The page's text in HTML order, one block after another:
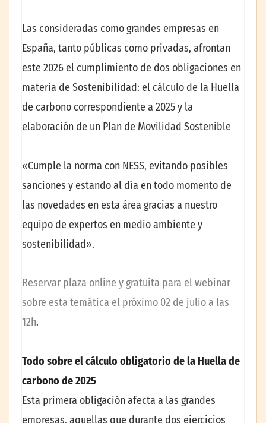
Las consideradas como grandes empresas en
España, tanto públicas como privadas, afrontan
este 2026 el cumplimiento de dos obligaciones en
materia de Sostenibilidad: el cálculo de la Huella
de carbono correspondiente a 2025 y la
elaboración de un Plan de Movilidad Sostenible
«Cumple la norma con NESS, evitando posibles
sanciones y estando al día en todo momento de
las novedades en esta área gracias a nuestro
equipo de expertos en medio ambiente y
sostenibilidad».
Reservar plaza online y gratuita para el webinar
sobre esta temática el próximo 02 de julio a las
12h.
Todo sobre el cálculo obligatorio de la Huella de
carbono de 2025
Esta primera obligación afecta a las grandes
empresas, aquellas que durante dos ejercicios